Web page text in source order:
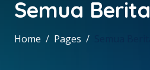
Semua Berita
Home Pages